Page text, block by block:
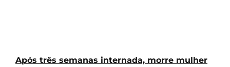
Após três semanas internada, morre mulher